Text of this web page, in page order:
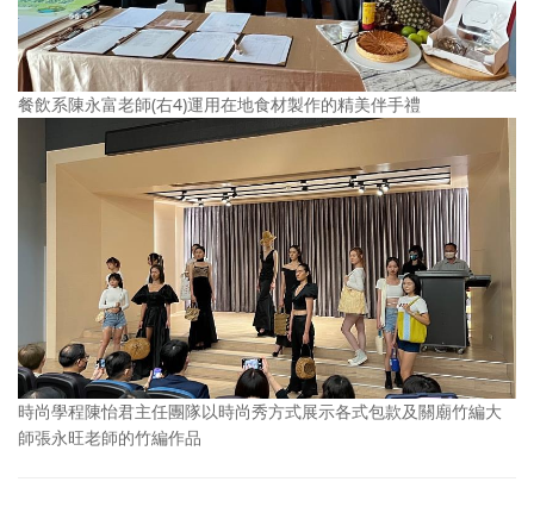
餐飲系陳永富老師(右4)運用在地食材製作的精美伴手禮
時尚學程陳怡君主任團隊以時尚秀方式展示各式包款及關廟竹編大
師張永旺老師的竹編作品